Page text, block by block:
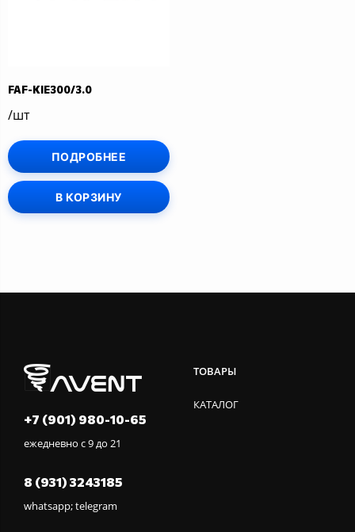
FAF-KIE300/3.0
/шт
ПОДРОБНЕЕ
В КОРЗИНУ
+7 (901) 980-10-65
ежедневно с 9 до 21
8 (931) 3243185
whatsapp; telegram
ТОВАРЫ
КАТАЛОГ